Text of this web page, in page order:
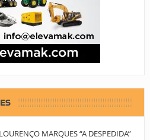
LOURENÇO MARQUES “A DESPEDIDA”